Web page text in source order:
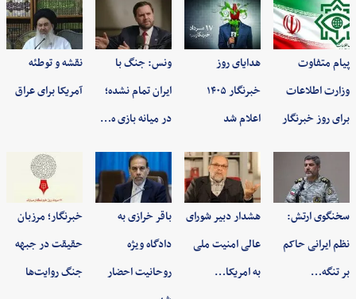
پیام متفاوت
وزارت اطلاعات
برای روز خبرنگار
هدایای روز
خبرنگار ۱۴۰۵
اعلام شد
ونس: جنگ با
ایران تمام نشده؛
در میانه بازی ه…
نقشه و توطئه
آمریکا برای عراق
سخنگوی ارتش:
نظم ایرانی حاکم
بر تنگه…
هشدار دبیر شورای
عالی امنیت ملی
به امریکا…
باقر خرازی به
دادگاه ویژه
روحانیت احضار
خبرنگار؛ مرزبان
حقیقت در جبهه
جنگ روایت‌ها